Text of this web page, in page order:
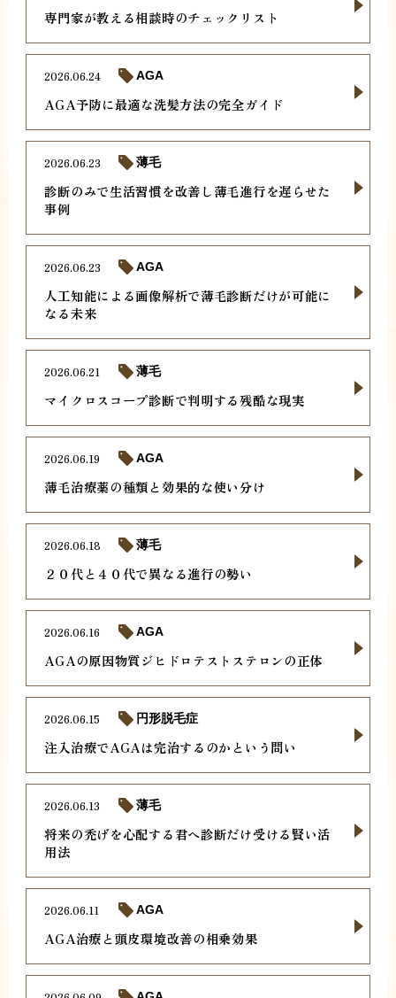
専門家が教える相談時のチェックリスト
AGA予防に最適な洗髪方法の完全ガイド
2026.06.24 AGA
診断のみで生活習慣を改善し薄毛進行を遅らせた
事例
2026.06.23 薄毛
人工知能による画像解析で薄毛診断だけが可能に
なる未来
2026.06.23 AGA
マイクロスコープ診断で判明する残酷な現実
2026.06.21 薄毛
薄毛治療薬の種類と効果的な使い分け
2026.06.19 AGA
２０代と４０代で異なる進行の勢い
2026.06.18 薄毛
AGAの原因物質ジヒドロテストステロンの正体
2026.06.16 AGA
注入治療でAGAは完治するのかという問い
2026.06.15 円形脱毛症
将来の禿げを心配する君へ診断だけ受ける賢い活
用法
2026.06.13 薄毛
AGA治療と頭皮環境改善の相乗効果
2026.06.11 AGA